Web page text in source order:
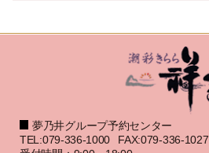
夢乃井グループ予約センター
TEL:079-336-1000
FAX:079-336-1027